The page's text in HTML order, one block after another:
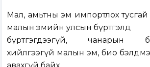
Мал, амьтны эм импортлох
малын эмийн улсын бүртгэлд
бүртгэгдээгүй, чанарын
хийлгээгүй малын эм, био